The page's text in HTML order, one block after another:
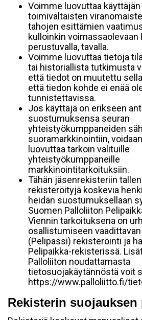
Voimme luovuttaa
toimivaltaisten
tahojen esittämien
kulloinkin voimassaolevaan
perustuvalla, tavalla.
Voimme luovuttaa tietoja
tai historiallista tutkimusta
että tiedot on muutettu
että tiedon kohde ei enää
tunnistettavissa.
Jos käyttäjä on erikseen
suostumuksensa seuran
yhteistyökumppaneiden
suoramarkkinointiin,
luovuttaa tarkoin valituille
yhteistyökumppaneille
markkinointitarkoituksiin.
Tähän jäsenrekisteriin
rekisteröityjä koskevia
heidän suostumuksellaan
Suomen Palloliiton
Viennin tarkoituksena on
osallistumiseen
(Pelipassi) rekisteröinti ja
Pelipaikka-rekisterissä.
Palloliiton noudattamasta
tietosuojakäytännöstä voit
https://www.palloliitto.fi/
Rekisterin suojauksen